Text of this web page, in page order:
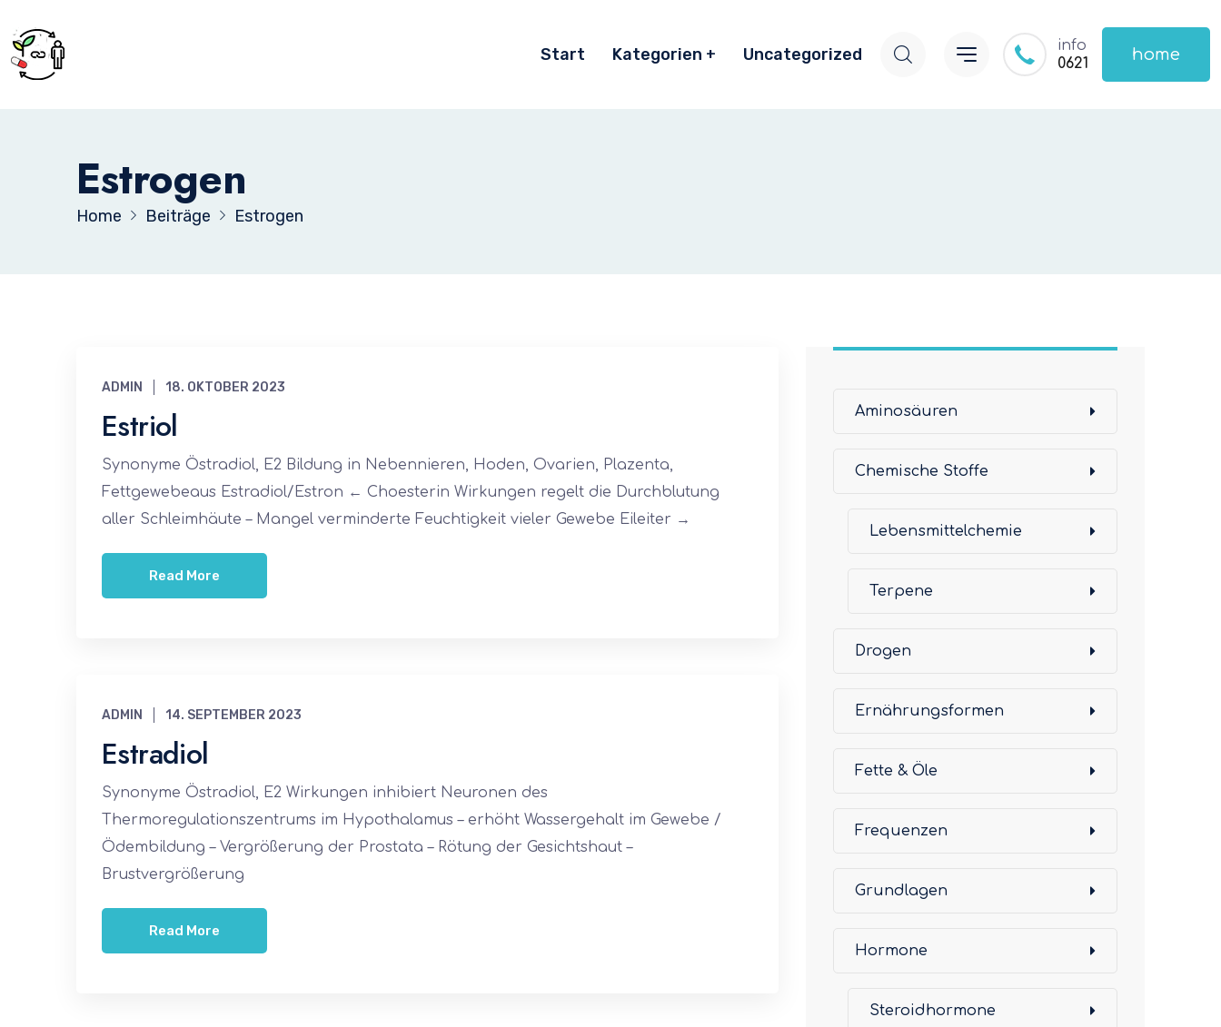
Start Kategorien Uncategorized
info
0621
home
Estrogen
Home Beiträge Estrogen
ADMIN 18. OKTOBER 2023
Estriol
Synonyme Östradiol, E2 Bildung in Nebennieren, Hoden, Ovarien, Plazenta,
Fettgewebeaus Estradiol/Estron ← Choesterin Wirkungen regelt die Durchblutung
aller Schleimhäute – Mangel verminderte Feuchtigkeit vieler Gewebe Eileiter →
Read More
ADMIN 14. SEPTEMBER 2023
Estradiol
Synonyme Östradiol, E2 Wirkungen inhibiert Neuronen des
Thermoregulationszentrums im Hypothalamus – erhöht Wassergehalt im Gewebe /
Ödembildung – Vergrößerung der Prostata – Rötung der Gesichtshaut –
Brustvergrößerung
Read More
Aminosäuren
Chemische Stoffe
Lebensmittelchemie
Terpene
Drogen
Ernährungsformen
Fette & Öle
Frequenzen
Grundlagen
Hormone
Steroidhormone